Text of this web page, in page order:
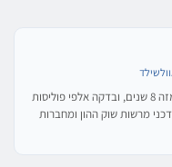
דנה מתמחה בתחום ביטוח הנסיעות מזה 8 שנים, ובדקה אלפי פוליסות
מרשות שוק ההון ומחברות